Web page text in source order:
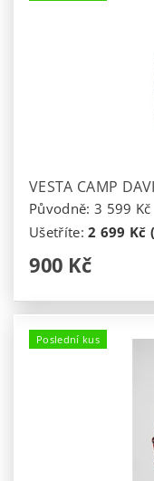
VESTA CAMP
Původně: 3 599 Kč
Ušetříte:2 699 Kč
900 Kč
Poslední kus